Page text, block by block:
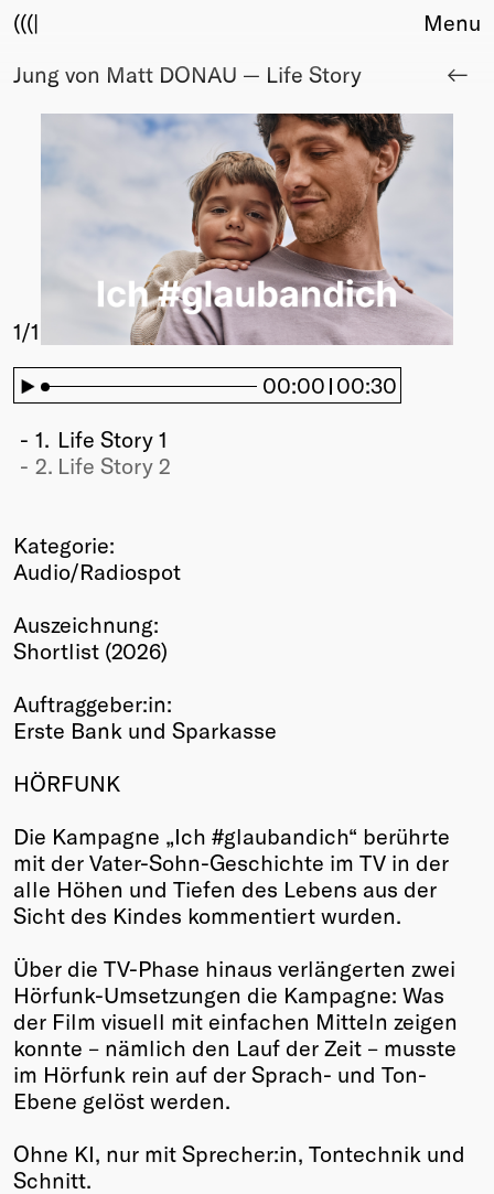
(((|
About
Sponsors
Fair Work
Upcoming
Membership
Info
Young Creatives
Friends of Creativity
2026
Past
Menu
Jung von Matt DONAU — Life Story
1/1
00:00 00:30
1. Life Story 1
2. Life Story 2
Kategorie:
Audio/Radiospot
Auszeichnung:
Shortlist (2026)
Auftraggeber:in:
Erste Bank und Sparkasse
HÖRFUNK
Die Kampagne „Ich #glaubandich“ berührte
mit der Vater-Sohn-Geschichte im TV in der
alle Höhen und Tiefen des Lebens aus der
Sicht des Kindes kommentiert wurden.
Über die TV-Phase hinaus verlängerten zwei
Hörfunk-Umsetzungen die Kampagne: Was
der Film visuell mit einfachen Mitteln zeigen
konnte – nämlich den Lauf der Zeit – musste
im Hörfunk rein auf der Sprach- und Ton-
Ebene gelöst werden.
Ohne KI, nur mit Sprecher:in, Tontechnik und
Schnitt.